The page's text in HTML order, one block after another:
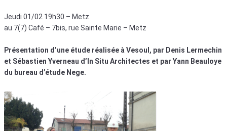
Jeudi 01/02 19h30 – Metz
au 7(7) Café – 7bis, rue Sainte Marie – Metz
Présentation d’une étude réalisée à Vesoul, par Denis Lermechin
et Sébastien Yverneau d’In Situ Architectes et par Yann Beauloye
du bureau d’étude Nege.